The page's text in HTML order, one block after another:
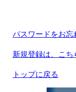
パスワードをお忘
新規登録は、こち
トップに戻る